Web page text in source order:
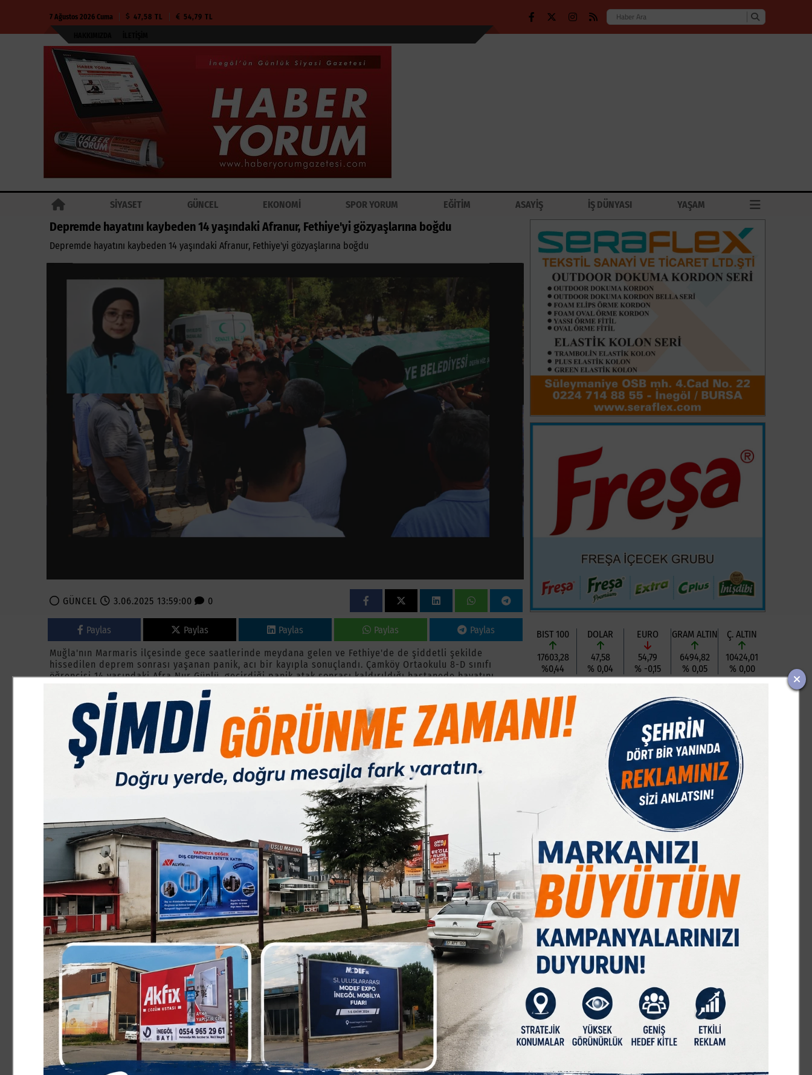
7 Ağustos 2026 Cuma 47,58 TL 54,79 TL
SİYASET GÜNCEL EKONOMİ SPOR YORUM EĞİTİM ASAYİŞ İŞ DÜNYASI YAŞAM
Depremde hayatını kaybeden 14 yaşındaki Afranur, Fethiye'yi gözyaşlarına boğdu
Depremde hayatını kaybeden 14 yaşındaki Afranur, Fethiye'yi gözyaşlarına boğdu
GÜNCEL 3.06.2025 13:59:00 0
Paylas Paylas Paylas Paylas Paylas
Muğla'nın Marmaris ilçesinde gece saatlerinde meydana gelen ve Fethiye'de de şiddetli şekilde
hissedilen deprem sonrası yaşanan panik, acı bir kayıpla sonuçlandı. Çamköy Ortaokulu 8-D sınıfı
öğrencisi 14 yaşındaki Afra Nur Günlü, geçirdiği panik atak sonrası kaldırıldığı hastanede hayatını
kaybetti. Genç kız, gözyaşlarıyla son yolculuğuna uğurlandı.
Deprem, dün gece saat 02.17'de meydana geldi. Sarsıntıyla birlikte ailesiyle birlikte Fethiye Çamköy
Mahallesi'ndeki evinde uyanan Afra Nur, panikle yataktan fırladı. Kısa bir süre sonra yeniden yatağına
uzanan genç kızın durumunu fark eden ailesi, hemen sağlık ekiplerine haber verdi. Olay yerine ulaşan
ekipler, Afranur'u özel bir hastaneye sevk etti. Afranur burada yapılan tüm müdahalelere rağmen
kurtarılamadı. Yakın zamanda LGS sınavına başvurduğu öğrenilen Afra Nur'un ani ölümü Fethiye'de
derin bir üzüntü oluşturdu. Genç kızın cenazesi Eldirek Mezarlığı'nda kılınan cenaze namazının ardından
toprağa verildi. Cenazeye Muğla Valisi İdris Akbıyık, Muğla Büyükşehir Belediye Başkanı Ahmet Aras,
Fethiye Belediye Başkanı Alim Karaca, okul arkadaşları, öğretmenleri ve çok sayıda vatandaş katıldı.
Cenaze sonrası açıklama yapan Muğla Valisi İdris Akbıyık, ‘'Ülkemize, tüm Muğla'mıza büyük geçmiş
olsun. 5.8 şiddetinde Marmaris merkezli olmak üzere tüm Muğla'mız ve bölge illerde hissedilen bir
deprem yaşandı. 14 yaşındaki bir kızımızın cenazesini defnettik. Muğla'mıza, milletimize, Fethiye'mize ve
aileye baş sağlığı diliyorum, kızımızın mekanı cennet olsun inşallah. Depremden toplam 75 vatandaşımız
etkilendi fakat genel olarak durumları ağır değil. Sadece bir vatandaşımızın kafa travması var, onun
durumu biraz ciddi. Hastanede şu an kalan 4 vatandaşımız var. Yapılarda bir yıkım söz konusu değil
sadece birkaç yapıda çatlaklar var. Durum bundan ibaret. Tüm birimlerimiz, AFAD, Emniyet
Müdürlüğümüz, Jandarma personelimiz, sağlık çalışanlarımız, doktor ve tüm personel, ilgili belediye
personeli hepsi alanda. Tespit çalışmaları yapılıyor. Allah beterinden korusun. Marmaris'e geçip
yaralılarımızı ziyaret edip, genel durum değerlendirmesi yapacağız. Tabi Afra Nur 8. sınıftaydı. Aileye
de Aile ve Sosyal Hizmetler Müdürlüğümüzün psikologları tarafından psiko sosyal destek verilmektedir.
Başımız sağ olsun. Allah bir daha ülkemizde böyle felaketler yaşatmasın'' dedi.
"Muğla'mız ve çevre illerimiz ucuz atlattı"
Muğla Büyükşehir Belediye Başkanı Ahmet Aras, "Bizzat benim de hissettiğim, gerçekten çok güçlü bir
deprem oldu. Merkez üssü Marmaris olan bu deprem nedeniyle, öncelikle ilimize ve çevre illere geçmiş
olsun dileklerimi iletiyorum. Ne yazık ki bu depremde, çok talihsiz bir şekilde 14 yaşındaki evladımızı,
kızımızı kaybettik. Biraz önce onu sonsuzluğa uğurladık, defnettik. Şimdiden ailesine, yakınlarına,
Fethiye'mize ve Muğla'mıza başsağlığı diliyorum. Allah sabırlar versin. Az önce Valimiz de açıkladı;
toplamda 75 vatandaşımız depremden etkilendi. Dört vatandaşımız yaralı, bunlardan birinin durumu ne
yazık ki biraz ciddi. Bunun dışında herhangi bir yıkım yaşanmadı. Bazı küçük hasarlı binalarımız olsa da
genel olarak Muğla'mız ve çevre illerimiz bu büyük afeti ucuz atlattı diyebiliriz. Afet Koordinasyon
BIST 100
17603,28
%0,44
DOLAR
47,58
% 0,04
EURO
54,79
% -0,15
GRAM ALTIN
6494,82
% 0,05
Ç. ALTIN
10424,01
% 0,00